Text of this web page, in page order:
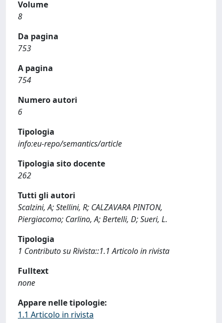
Volume
8
Da pagina
753
A pagina
754
Numero autori
6
Tipologia
info:eu-repo/semantics/article
Tipologia sito docente
262
Tutti gli autori
Scalzini, A; Stellini, R; CALZAVARA PINTON,
Piergiacomo; Carlino, A; Bertelli, D; Sueri, L.
Tipologia
1 Contributo su Rivista::1.1 Articolo in rivista
Fulltext
none
Appare nelle tipologie:
1.1 Articolo in rivista